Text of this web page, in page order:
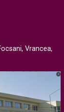
Vrancea,